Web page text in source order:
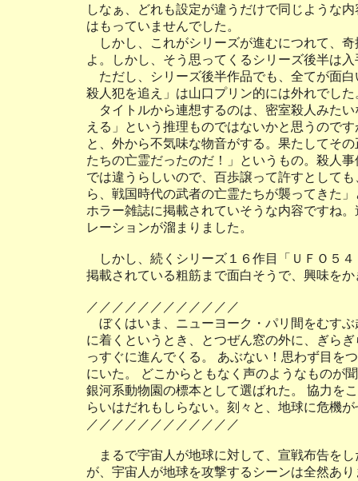
しなぁ、どれも設定が違うだけで同じような
はもっていませんでした。
しかし、これがシリーズが進むにつれて、
よ。しかし、そう思ってくるシリーズ後半は
ただし、シリーズ後半作品でも、全てが面
殺人犯を追え」は山口プリン的には外れでした
タイトルから連想するのは、密室殺人みた
える」という推理ものではないかと思うので
と、外から不気味な物音がする。果たしてそ
たちの亡霊だったのだ！」というもの。殺人
では違うらしいので、百歩譲って許すとして
ら、戦国時代の武者の亡霊たちが襲ってきた
ホラー雑誌に掲載されていそうな内容ですね
レーションが溜まりました。
しかし、続くシリーズ１６作目「ＵＦＯ５
掲載されている粗筋まで面白そうで、興味を
／／／／／／／／／／／／
ぼくはいま、ニューヨーク・パリ間をむす
に着くというとき、とつぜん窓の外に、ぎら
っすぐに進んでくる。 あぶない！思わず目を
にいた。 どこからともなく声のようなものが
銀河系動物園の標本として選ばれた。 協力を
らいはだれもしらない。刻々と、地球に危機
／／／／／／／／／／／／
まるで宇宙人が地球に対して、宣戦布告を
が、宇宙人が地球を攻撃するシーンは全然あ